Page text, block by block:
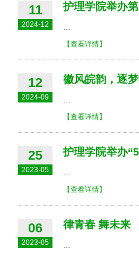
11
2024-12
护理学院举办
【查看详情】
12
2024-09
徽风皖韵，逐
【查看详情】
25
2023-05
护理学院举办
【查看详情】
06
2023-05
律青春 舞未来